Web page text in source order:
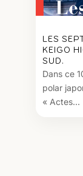
LES
KEIGO
SUD.
Dans ce
polar
« Actes...